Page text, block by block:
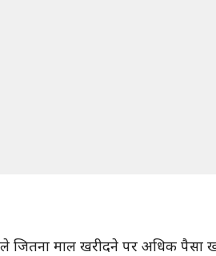
माल खरीदने पर अधिक पैसा